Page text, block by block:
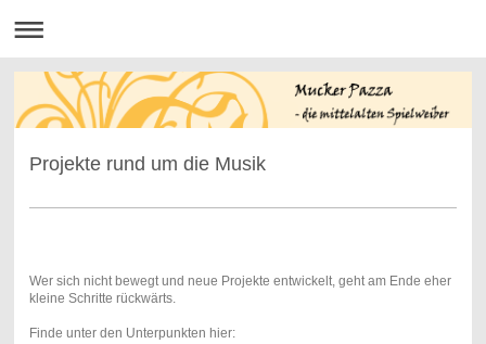
Projekte rund um die Musik
Wer sich nicht bewegt und neue Projekte entwickelt, geht am Ende eher
kleine Schritte rückwärts.
Finde unter den Unterpunkten hier: